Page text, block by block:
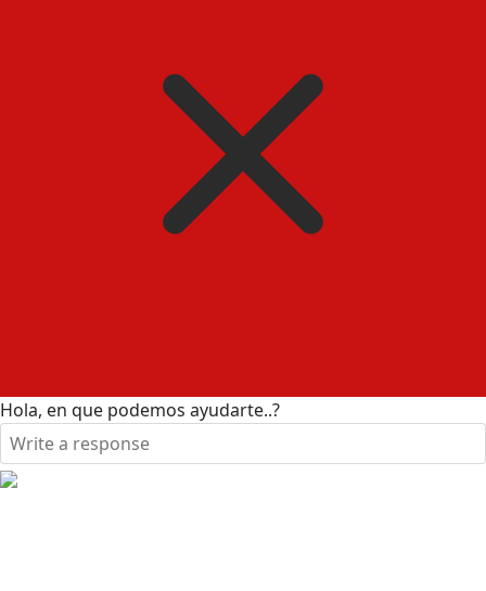
Hola, en que podemos ayudarte..?